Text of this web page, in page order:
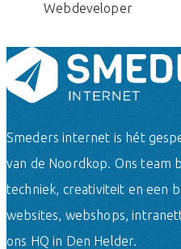
Webdeveloper
Smeders internet is hét
van de Noordkop. Ons team
techniek, creativiteit en een
websites, webshops,
ons HQ in Den Helder.